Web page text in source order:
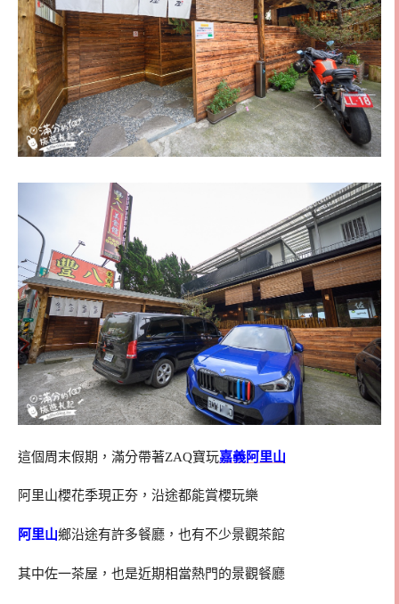
這個周末假期，滿分帶著ZAQ寶玩嘉義阿里山
阿里山櫻花季現正夯，沿途都能賞櫻玩樂
阿里山鄉沿途有許多餐廳，也有不少景觀茶館
其中佐一茶屋，也是近期相當熱門的景觀餐廳